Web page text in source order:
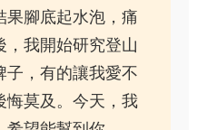
果腳底起水泡，痛
我開始研究登山
子，有的讓我愛不
悔莫及。今天，我